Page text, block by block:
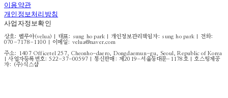
이용약관
개인정보처리방침
사업자정보확인
상호: 벨루아(velua) | 대표: sung ho park | 개인정보관리책임자: sung ho park | 전화:
070-7178-1100 | 이메일: velua@naver.com
주소: 1407 Officetel 257, Cheonho-daero, Dongdaemun-gu, Seoul, Republic of Korea
| 사업자등록번호: 522-37-00597 | 통신판매:제2019-서울동대문-1178호| 호스팅제공
자: (주)식스샵